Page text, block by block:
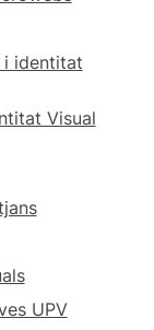
i identitat
Visual
UPV